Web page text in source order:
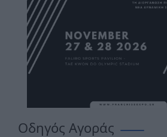
Οδηγός Αγοράς